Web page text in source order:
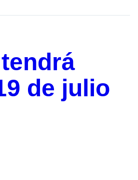
de julio